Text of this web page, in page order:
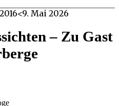
<9. Mai 2026
– Zu Gast